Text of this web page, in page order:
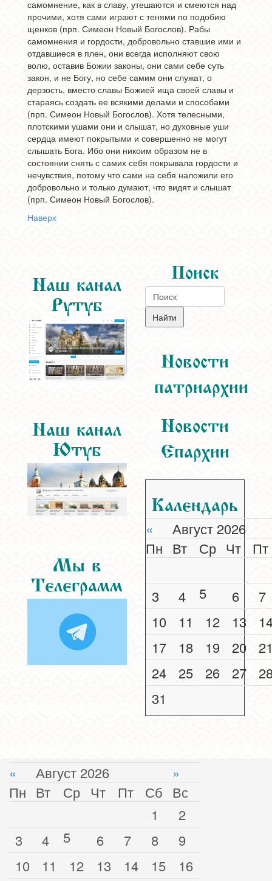
самомнение, как в славу, утешаются и смеются над
прочими, хотя сами играют с тенями по подобию
щенков (прп. Симеон Новый Богослов). Рабы
самомнения и гордости, добровольно ставшие ими и
отдавшиеся в плен, они всегда исполняют свою
волю, оставив Божии законы, они сами себе суть
закон, и не Богу, но себе самим они служат, о
дерзость, вместо славы Божией ища своей славы и
стараясь создать ее всякими делами и способами
(прп. Симеон Новый Богослов). Хотя телесными,
плотскими ушами они и слышат, но духовные уши
сердца имеют покрытыми и совершенно не могут
слышать Бога. Ибо они никоим образом не в
состоянии снять с самих себя покрывала гордости и
нечувствия, потому что сами на себя наложили его
добровольно и только думают, что видят и слышат
(прп. Симеон Новый Богослов).
Наверх
Наш канал
Рутуб
Наш канал
Ютуб
Мы в
Телеграмм
Поиск
Новости
патриархии
Новости
Епархии
Календарь
«
Август 2026
Пн Вт Ср Чт Пт
3 4 5 6
7
10
11 12 13
17
18 19 20
24
25 26 27
31
« Август 2026
»
Пн Вт Ср Чт Пт Сб Вс
1
2
3
4 5 6 7 8
9
10
11 12 13 14 15
16